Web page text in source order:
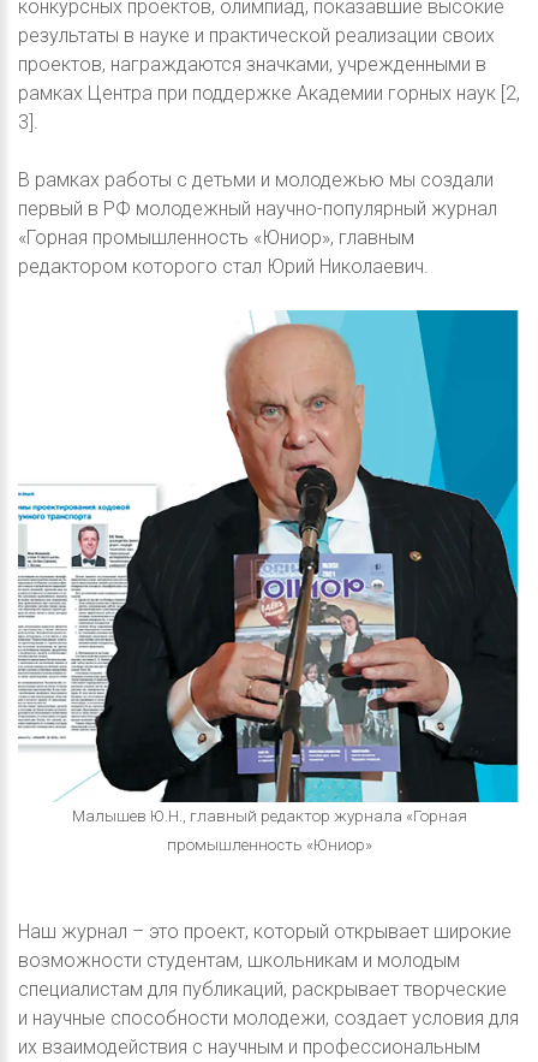
конкурсных проектов, олимпиад, показавшие высокие
результаты в науке и практической реализации своих
проектов, награждаются значками, учрежденными в
рамках Центра при поддержке Академии горных наук [2,
3].
В рамках работы с детьми и молодежью мы создали
первый в РФ молодежный научно-популярный журнал
«Горная промышленность «Юниор», главным
редактором которого стал Юрий Николаевич.
Малышев Ю.Н., главный редактор журнала «Горная
промышленность «Юниор»
Наш журнал – это проект, который открывает широкие
возможности студентам, школьникам и молодым
специалистам для публикаций, раскрывает творческие
и научные способности молодежи, создает условия для
их взаимодействия с научным и профессиональным